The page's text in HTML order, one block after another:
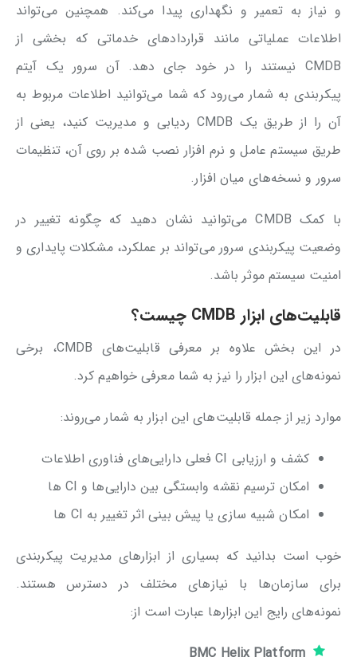
و نیاز به تعمیر و نگهداری پیدا می‌کند. همچنین می‌تواند
اطلاعات عملیاتی مانند قراردادهای خدماتی که بخشی از
CMDB نیستند را در خود جای دهد. آن سرور یک آیتم
پیکربندی به شمار می‌رود که شما می‌توانید اطلاعات مربوط به
آن را از طریق یک CMDB ردیابی و مدیریت کنید، یعنی از
طریق سیستم عامل و نرم افزار نصب شده بر روی آن، تنظیمات
سرور و نسخه‌های میان افزار.
با کمک CMDB می‌توانید نشان دهید که چگونه تغییر در
وضعیت پیکربندی سرور می‌تواند بر عملکرد، مشکلات پایداری و
امنیت سیستم موثر باشد.
قابلیت‌های ابزار CMDB چیست؟
در این بخش علاوه بر معرفی قابلیت‌های CMDB، برخی
نمونه‌های این ابزار را نیز به شما معرفی خواهیم کرد.
موارد زیر از جمله قابلیت‌های این ابزار به شمار می‌روند:
کشف و ارزیابی CI فعلی دارایی‌های فناوری اطلاعات
امکان ترسیم نقشه وابستگی بین دارایی‌ها و CI ها
امکان شبیه سازی یا پیش بینی اثر تغییر به CI ها
خوب است بدانید که بسیاری از ابزارهای مدیریت پیکربندی
برای سازمان‌ها با نیازهای مختلف در دسترس هستند.
نمونه‌های رایج این ابزارها عبارت است از:
BMC Helix Platform